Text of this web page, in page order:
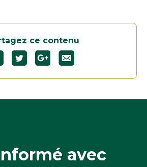
ce contenu
avec